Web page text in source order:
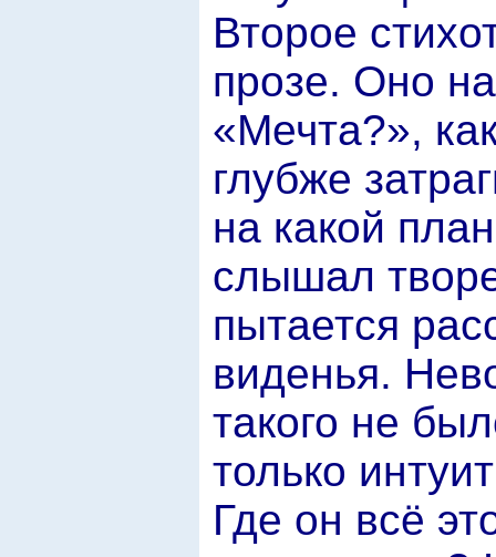
Второе
прозе. Оно
«Мечта?»,
глубже
на какой
слышал
пытается
виденья.
такого не
только
Где он всё